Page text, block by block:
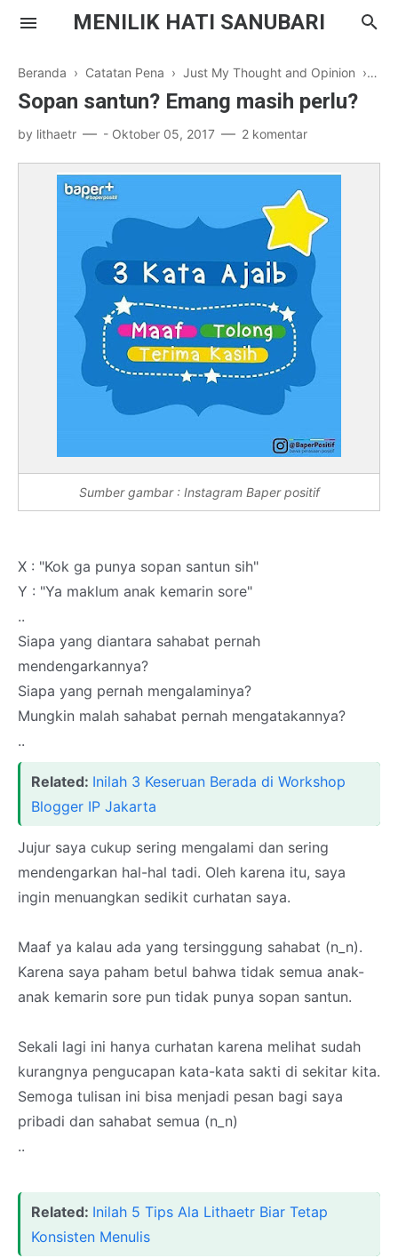
MENILIK HATI SANUBARI
Parenting
Inspirasi
Drama Korea
Beranda › Catatan Pena › Just My Thought and Opinion › My
Sopan santun? Emang masih perlu?
by lithaetr - Oktober 05, 2017 2 komentar
Sumber gambar : Instagram Baper positif
X : "Kok ga punya sopan santun sih"
Y : "Ya maklum anak kemarin sore"
..
Siapa yang diantara sahabat pernah
mendengarkannya?
Siapa yang pernah mengalaminya?
Mungkin malah sahabat pernah mengatakannya?
..
Related: Inilah 3 Keseruan Berada di Workshop
Blogger IP Jakarta
Jujur saya cukup sering mengalami dan sering
mendengarkan hal-hal tadi. Oleh karena itu, saya
ingin menuangkan sedikit curhatan saya.
Maaf ya kalau ada yang tersinggung sahabat (n_n).
Karena saya paham betul bahwa tidak semua anak-
anak kemarin sore pun tidak punya sopan santun.
Sekali lagi ini hanya curhatan karena melihat sudah
kurangnya pengucapan kata-kata sakti di sekitar kita.
Semoga tulisan ini bisa menjadi pesan bagi saya
pribadi dan sahabat semua (n_n)
..
Related: Inilah 5 Tips Ala Lithaetr Biar Tetap
Konsisten Menulis